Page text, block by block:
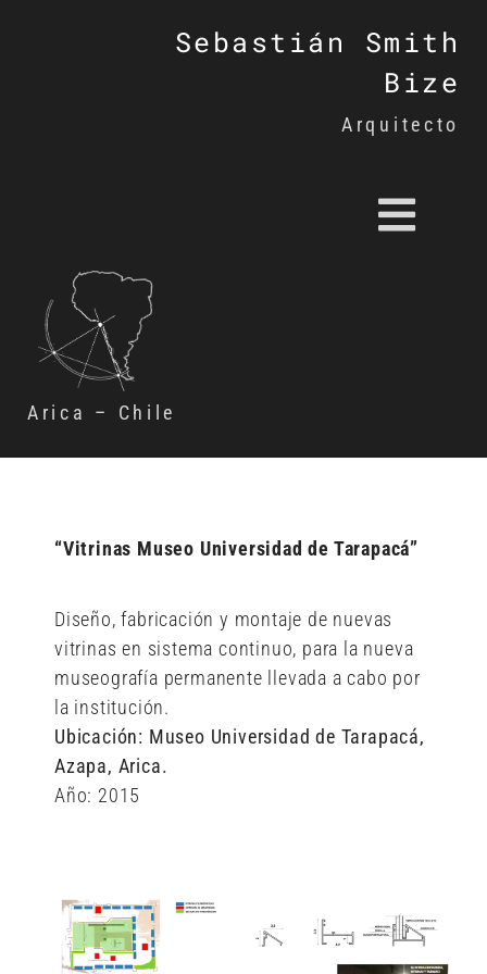
Sebastián Smith
Bize
Arquitecto
Arica – Chile
“Vitrinas Museo Universidad de Tarapacá”
Diseño, fabricación y montaje de nuevas
vitrinas en sistema continuo, para la nueva
museografía permanente llevada a cabo por
la institución.
Ubicación: Museo Universidad de Tarapacá,
Azapa, Arica.
Año: 2015